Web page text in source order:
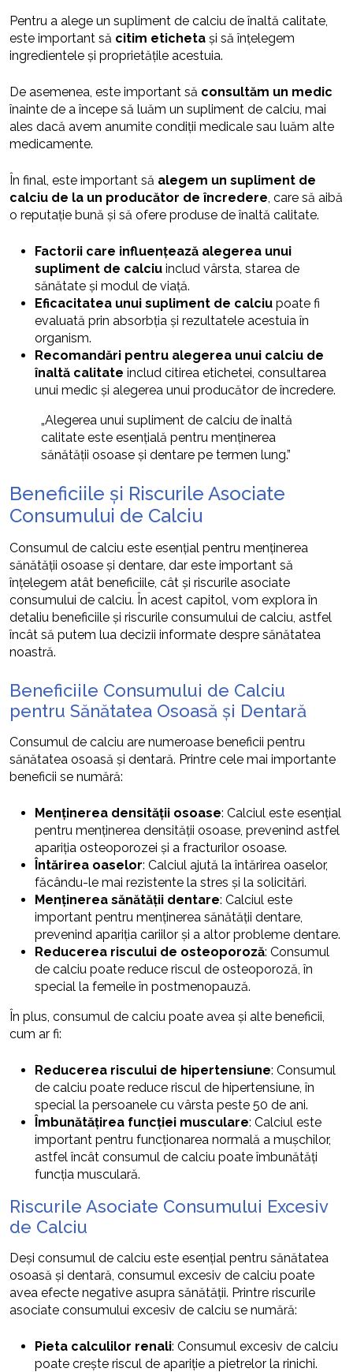
Pentru a alege un supliment de calciu de înaltă calitate,
este important să citim eticheta și să înțelegem
ingredientele și proprietățile acestuia.
De asemenea, este important să consultăm un medic
înainte de a începe să luăm un supliment de calciu, mai
ales dacă avem anumite condiții medicale sau luăm alte
medicamente.
În final, este important să alegem un supliment de
calciu de la un producător de încredere , care să aibă
o reputație bună și să ofere produse de înaltă calitate.
Factorii care influențează alegerea unui
supliment de calciu includ vârsta, starea de
sănătate și modul de viață.
Eficacitatea unui supliment de calciu poate fi
evaluată prin absorbția și rezultatele acestuia în
organism.
Recomandări pentru alegerea unui calciu de
înaltă calitate includ citirea etichetei, consultarea
unui medic și alegerea unui producător de încredere.
„Alegerea unui supliment de calciu de înaltă
calitate este esențială pentru menținerea
sănătății osoase și dentare pe termen lung.”
Beneficiile și Riscurile Asociate
Consumului de Calciu
Consumul de calciu este esențial pentru menținerea
sănătății osoase și dentare, dar este important să
înțelegem atât beneficiile, cât și riscurile asociate
consumului de calciu. În acest capitol, vom explora în
detaliu beneficiile și riscurile consumului de calciu, astfel
încât să putem lua decizii informate despre sănătatea
noastră.
Beneficiile Consumului de Calciu
pentru Sănătatea Osoasă și Dentară
Consumul de calciu are numeroase beneficii pentru
sănătatea osoasă și dentară. Printre cele mai importante
beneficii se numără:
Menținerea densității osoase: Calciul este esențial
pentru menținerea densității osoase, prevenind astfel
apariția osteoporozei și a fracturilor osoase.
Întărirea oaselor: Calciul ajută la întărirea oaselor,
făcându-le mai rezistente la stres și la solicitări.
Menținerea sănătății dentare: Calciul este
important pentru menținerea sănătății dentare,
prevenind apariția cariilor și a altor probleme dentare.
Reducerea riscului de osteoporoză: Consumul
de calciu poate reduce riscul de osteoporoză, în
special la femeile în postmenopauză.
În plus, consumul de calciu poate avea și alte beneficii,
cum ar fi:
Reducerea riscului de hipertensiune: Consumul
de calciu poate reduce riscul de hipertensiune, în
special la persoanele cu vârsta peste 50 de ani.
Îmbunătățirea funcției musculare: Calciul este
important pentru funcționarea normală a mușchilor,
astfel încât consumul de calciu poate îmbunătăți
funcția musculară.
Riscurile Asociate Consumului Excesiv
de Calciu
Deși consumul de calciu este esențial pentru sănătatea
osoasă și dentară, consumul excesiv de calciu poate
avea efecte negative asupra sănătății. Printre riscurile
asociate consumului excesiv de calciu se numără:
Pieta calculilor renali: Consumul excesiv de calciu
poate crește riscul de apariție a pietrelor la rinichi.